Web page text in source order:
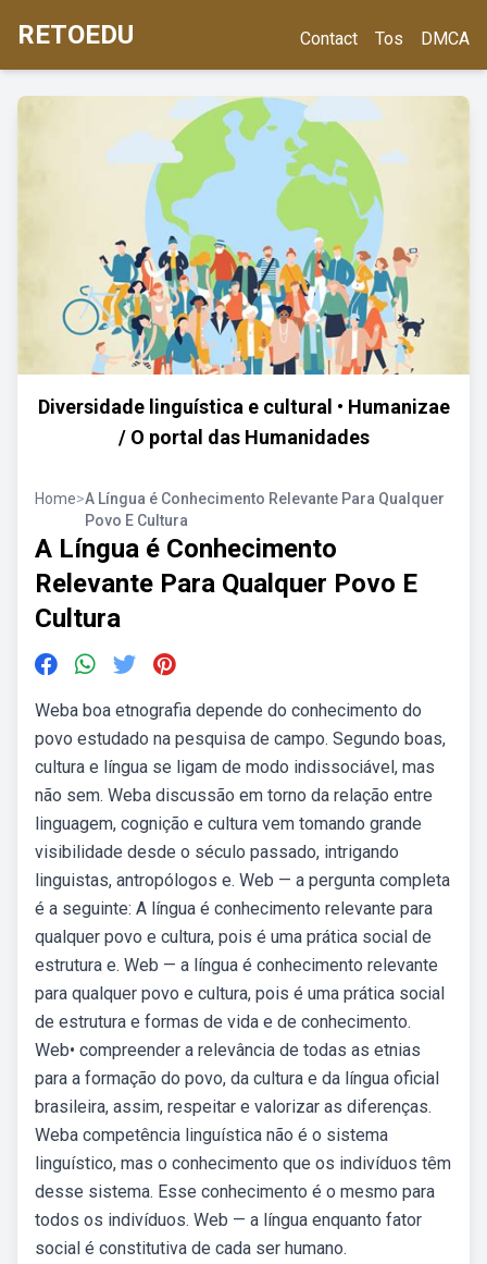
RETOEDU Contact Tos DMCA
Diversidade linguística e cultural • Humanizae
/ O portal das Humanidades
Home>A Língua é Conhecimento Relevante Para Qualquer
Povo E Cultura
A Língua é Conhecimento
Relevante Para Qualquer Povo E
Cultura
Weba boa etnografia depende do conhecimento do
povo estudado na pesquisa de campo. Segundo boas,
cultura e língua se ligam de modo indissociável, mas
não sem. Weba discussão em torno da relação entre
linguagem, cognição e cultura vem tomando grande
visibilidade desde o século passado, intrigando
linguistas, antropólogos e. Web — a pergunta completa
é a seguinte: A língua é conhecimento relevante para
qualquer povo e cultura, pois é uma prática social de
estrutura e. Web — a língua é conhecimento relevante
para qualquer povo e cultura, pois é uma prática social
de estrutura e formas de vida e de conhecimento.
Web• compreender a relevância de todas as etnias
para a formação do povo, da cultura e da língua oficial
brasileira, assim, respeitar e valorizar as diferenças.
Weba competência linguística não é o sistema
linguístico, mas o conhecimento que os indivíduos têm
desse sistema. Esse conhecimento é o mesmo para
todos os indivíduos. Web — a língua enquanto fator
social é constitutiva de cada ser humano.